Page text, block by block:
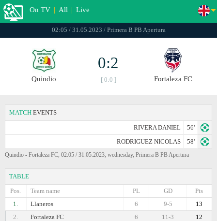
On TV | All | Live
02:05 / 31.05.2023 / Primera B PB Apertura
Quindio
0:2
[ 0:0 ] Fortaleza FC
MATCH EVENTS
RIVERA DANIEL
56'
RODRIGUEZ NICOLAS
58'
Quindio - Fortaleza FC, 02:05 / 31.05.2023, wednesday, Primera B PB Apertura
TABLE
Pos.
Team name Pts
GD
PL
1.
Llaneros 13
9-5
6
2.
Fortaleza FC 12
11-3
6